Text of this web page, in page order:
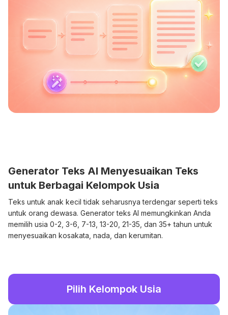
Generator Teks AI Menyesuaikan Teks
untuk Berbagai Kelompok Usia
Teks untuk anak kecil tidak seharusnya terdengar seperti teks
untuk orang dewasa. Generator teks AI memungkinkan Anda
memilih usia 0-2, 3-6, 7-13, 13-20, 21-35, dan 35+ tahun untuk
menyesuaikan kosakata, nada, dan kerumitan.
Pilih Kelompok Usia